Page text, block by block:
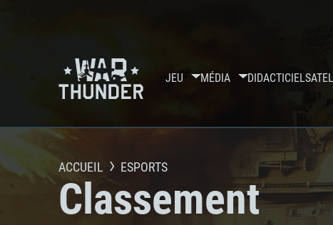
JEU MÉDIA DIDACTICIELS
ACCUEIL ESPORTS
Classement